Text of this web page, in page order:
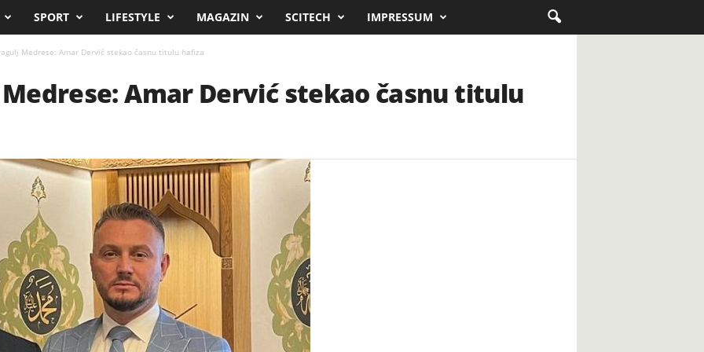
SPORT LIFESTYLE MAGAZIN SCITECH IMPRESSUM
Medrese: Amar Dervić stekao časnu titulu hafiza
Amar Dervić stekao časnu titulu